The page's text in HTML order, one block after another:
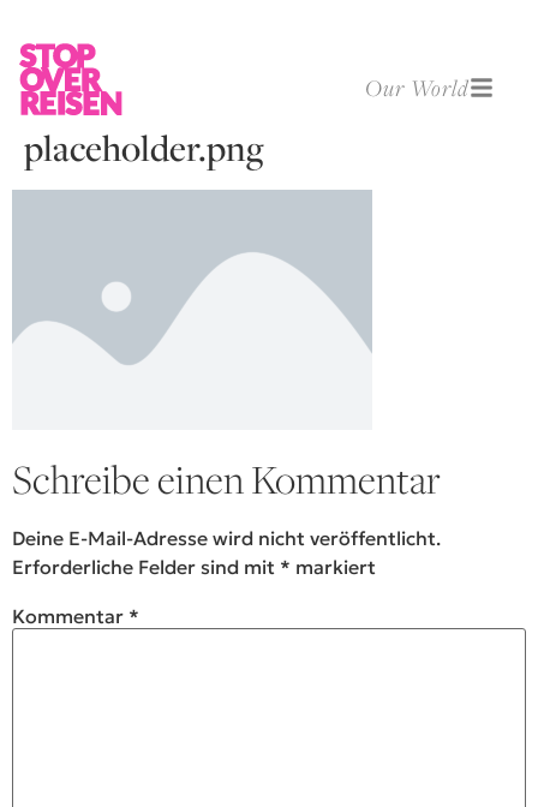
Our World
placeholder.png
Schreibe einen Kommentar
Deine E-Mail-Adresse wird nicht veröffentlicht.
Erforderliche Felder sind mit * markiert
Kommentar *